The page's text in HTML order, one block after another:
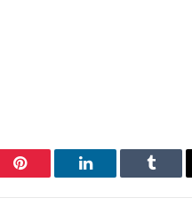
Pinterest LinkedIn